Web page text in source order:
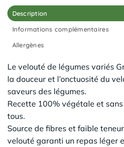
Description
Informations complémentaires
Allergènes
Le velouté de légumes variés
la douceur et l’onctuosité du
saveurs des légumes.
Recette 100% végétale et
tous.
Source de fibres et faible
velouté garanti un repas léger